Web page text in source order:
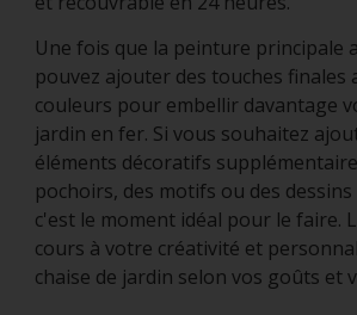
Une fois que la peinture principale
pouvez ajouter des touches finales
couleurs pour embellir davantage
jardin en fer. Si vous souhaitez
éléments décoratifs
pochoirs, des motifs ou des dessins
c'est le moment idéal pour le faire.
cours à votre créativité et
chaise de jardin selon vos goûts et